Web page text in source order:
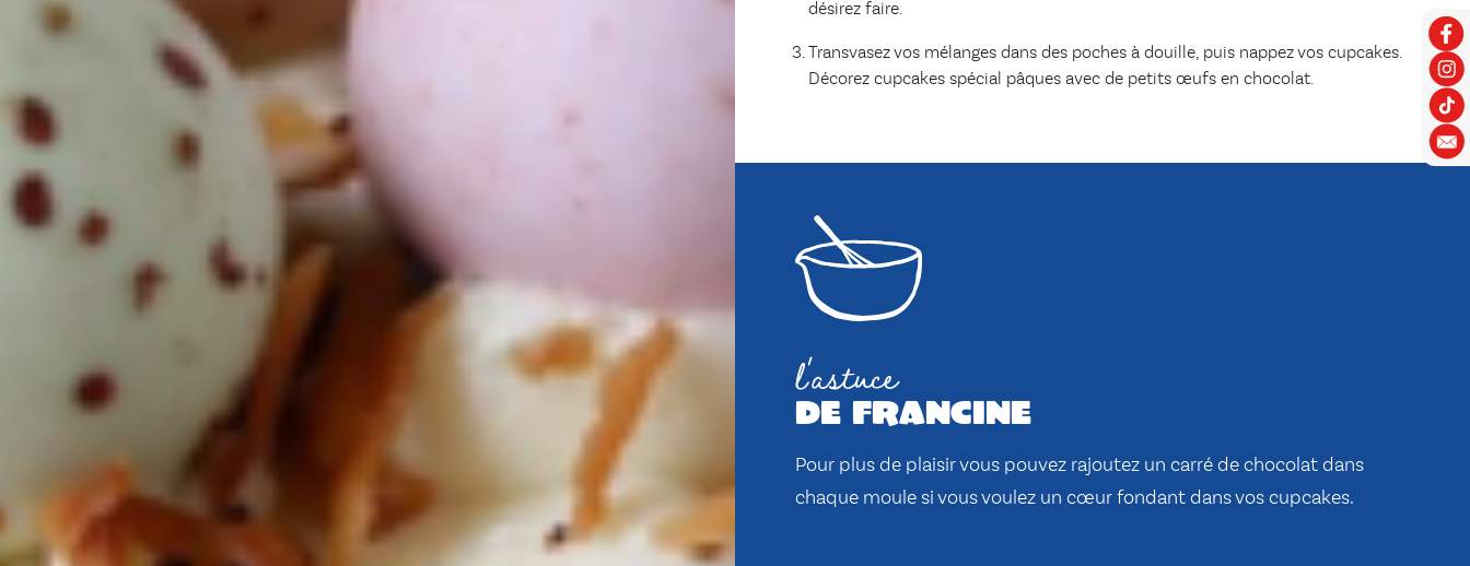
désirez faire.
Transvasez vos mélanges dans des poches à douille, puis nappez vos cupcakes.
Décorez cupcakes spécial pâques avec de petits œufs en chocolat.
l'astuce
de francine
Pour plus de plaisir vous pouvez rajoutez un carré de chocolat dans
chaque moule si vous voulez un cœur fondant dans vos cupcakes.